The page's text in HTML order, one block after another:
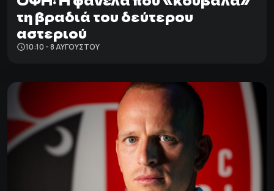
τη βραδιά του δεύτερου
αστεριού
10:10 - 8 ΑΥΓΟΎΣΤΟΥ